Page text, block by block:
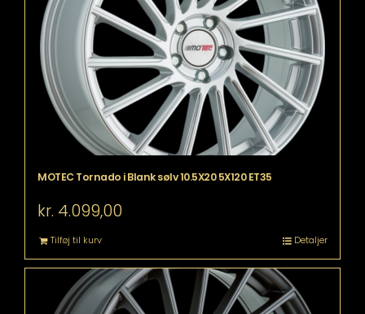
MOTEC Tornado i Blank sølv 10.5X20 5X120 ET35
kr. 4.099,00
Tilføj til kurv Detaljer